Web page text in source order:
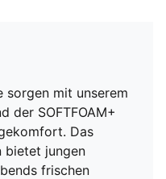
sorgen mit unserem
der SOFTFOAM+
Das
bietet jungen
frischen